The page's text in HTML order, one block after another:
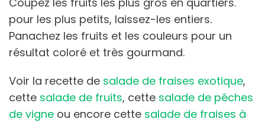
pour les plus petits, laissez-les entiers.
Panachez les fruits et les couleurs pour un
résultat coloré et très gourmand.
Voir la recette de salade de fraises exotique,
cette salade de fruits, cette salade de pêches
de vigne ou encore cette salade de fraises à